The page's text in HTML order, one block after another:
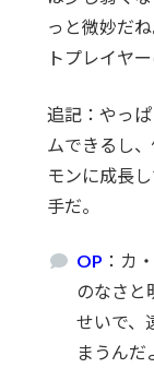
っと微妙だ
トプレイヤ
追記：やっ
ムできるし
モンに成長
手だ。
OP ：カ
のなさと
せいで、
まうんだ